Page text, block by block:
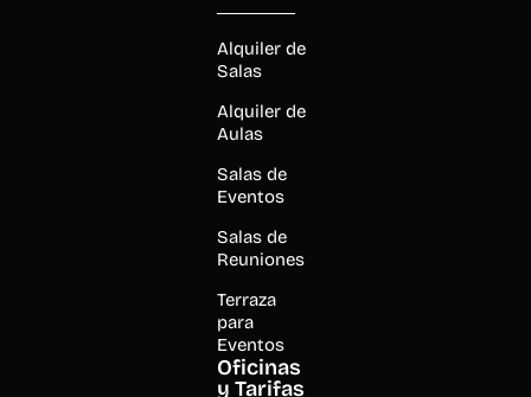
Alquiler de
Salas
Alquiler de
Aulas
Salas de
Eventos
Salas de
Reuniones
Terraza
para
Eventos
Oficinas
y Tarifas